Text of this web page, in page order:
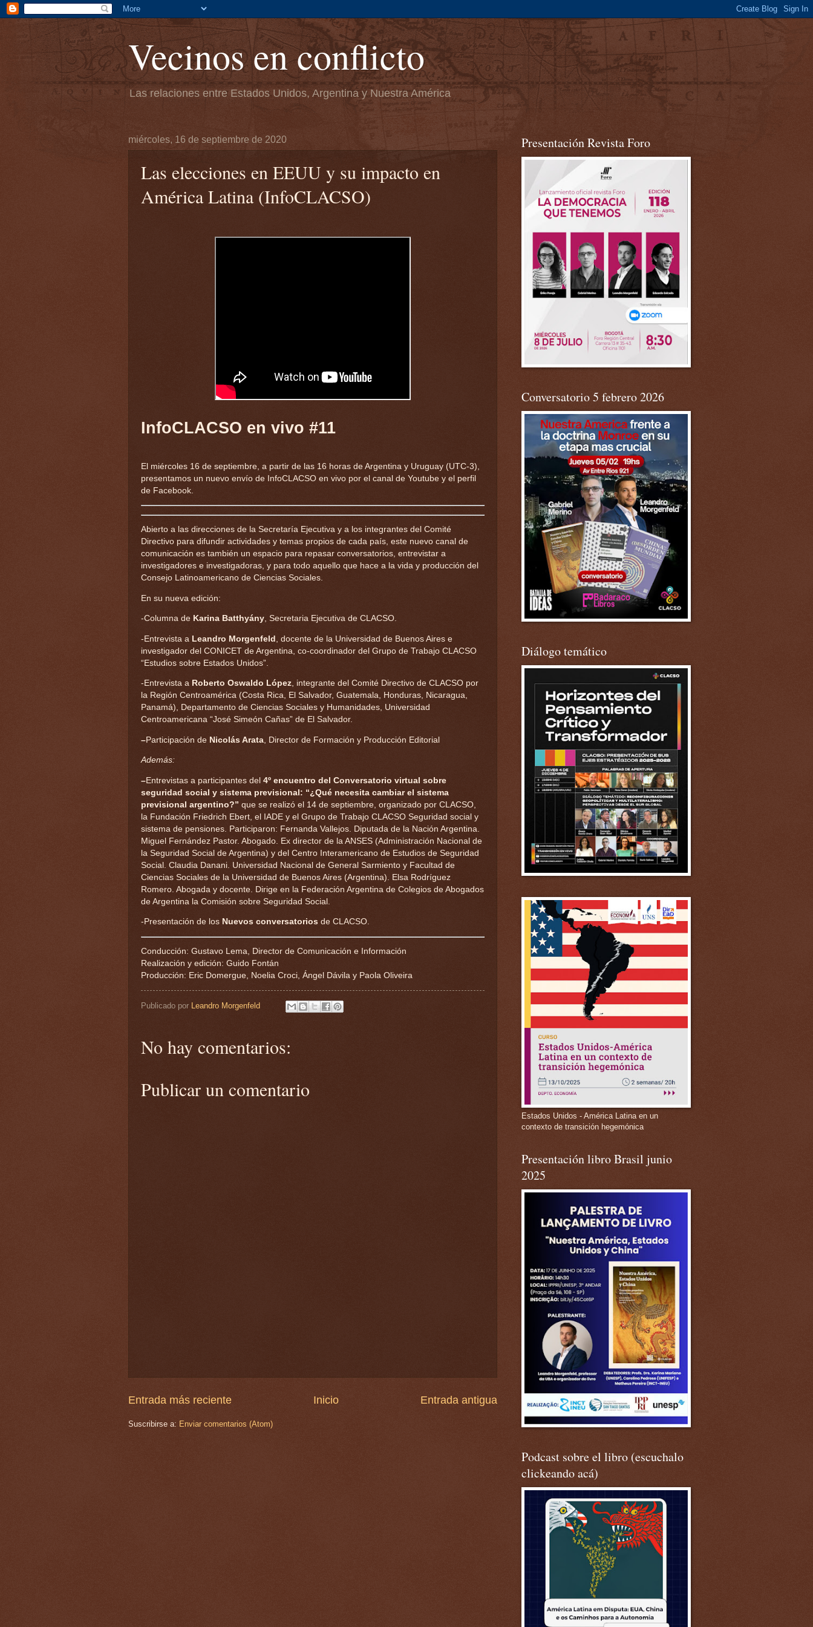
Vecinos en conflicto
Las relaciones entre Estados Unidos, Argentina y Nuestra América
miércoles, 16 de septiembre de 2020
Las elecciones en EEUU y su impacto en
América Latina (InfoCLACSO)
InfoCLACSO en vivo #11
El miércoles 16 de septiembre, a partir de las 16 horas de Argentina y Uruguay (UTC-3),
presentamos un nuevo envío de InfoCLACSO en vivo por el canal de Youtube y el perfil
de Facebook.
Abierto a las direcciones de la Secretaría Ejecutiva y a los integrantes del Comité
Directivo para difundir actividades y temas propios de cada país, este nuevo canal de
comunicación es también un espacio para repasar conversatorios, entrevistar a
investigadores e investigadoras, y para todo aquello que hace a la vida y producción del
Consejo Latinoamericano de Ciencias Sociales.
En su nueva edición:
-Columna de Karina Batthyány, Secretaria Ejecutiva de CLACSO.
-Entrevista a Leandro Morgenfeld , docente de la Universidad de Buenos Aires e
investigador del CONICET de Argentina, co-coordinador del Grupo de Trabajo CLACSO
“Estudios sobre Estados Unidos”.
-Entrevista a Roberto Oswaldo López, integrante del Comité Directivo de CLACSO por
la Región Centroamérica (Costa Rica, El Salvador, Guatemala, Honduras, Nicaragua,
Panamá), Departamento de Ciencias Sociales y Humanidades, Universidad
Centroamericana “José Simeón Cañas” de El Salvador.
–Participación de Nicolás Arata , Director de Formación y Producción Editorial
Además:
–Entrevistas a participantes del 4º encuentro del Conversatorio virtual sobre
seguridad social y sistema previsional: “¿Qué necesita cambiar el sistema
previsional argentino?” que se realizó el 14 de septiembre, organizado por CLACSO,
la Fundación Friedrich Ebert, el IADE y el Grupo de Trabajo CLACSO Seguridad social y
sistema de pensiones. Participaron: Fernanda Vallejos. Diputada de la Nación Argentina.
Miguel Fernández Pastor. Abogado. Ex director de la ANSES (Administración Nacional de
la Seguridad Social de Argentina) y del Centro Interamericano de Estudios de Seguridad
Social. Claudia Danani. Universidad Nacional de General Sarmiento y Facultad de
Ciencias Sociales de la Universidad de Buenos Aires (Argentina). Elsa Rodríguez
Romero. Abogada y docente. Dirige en la Federación Argentina de Colegios de Abogados
de Argentina la Comisión sobre Seguridad Social.
-Presentación de los Nuevos conversatorios de CLACSO.
Conducción: Gustavo Lema, Director de Comunicación e Información
Realización y edición: Guido Fontán
Producción: Eric Domergue, Noelia Croci, Ángel Dávila y Paola Oliveira
Publicado por Leandro Morgenfeld
No hay comentarios:
Publicar un comentario
Entrada más reciente Entrada antigua
Inicio
Suscribirse a: Enviar comentarios (Atom)
Presentación Revista Foro
Conversatorio 5 febrero 2026
Diálogo temático
Estados Unidos - América Latina en un
contexto de transición hegemónica
Presentación libro Brasil junio
2025
Podcast sobre el libro (escuchalo
clickeando acá)